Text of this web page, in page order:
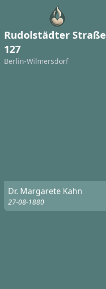
Rudolstädter Straße
127
Berlin-Wilmersdorf
Dr. Margarete Kahn
27-08-1880